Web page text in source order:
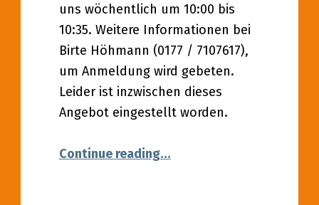
uns wöchentlich um 10:00 bis
10:35. Weitere Informationen bei
Birte Höhmann (0177 / 7107617),
um Anmeldung wird gebeten.
Leider ist inzwischen dieses
Angebot eingestellt worden.
Continue reading…